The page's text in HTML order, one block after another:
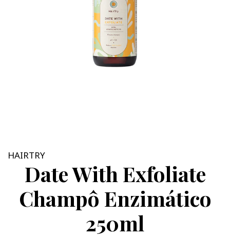
HAIRTRY
Date With Exfoliate
Champô Enzimático
250ml